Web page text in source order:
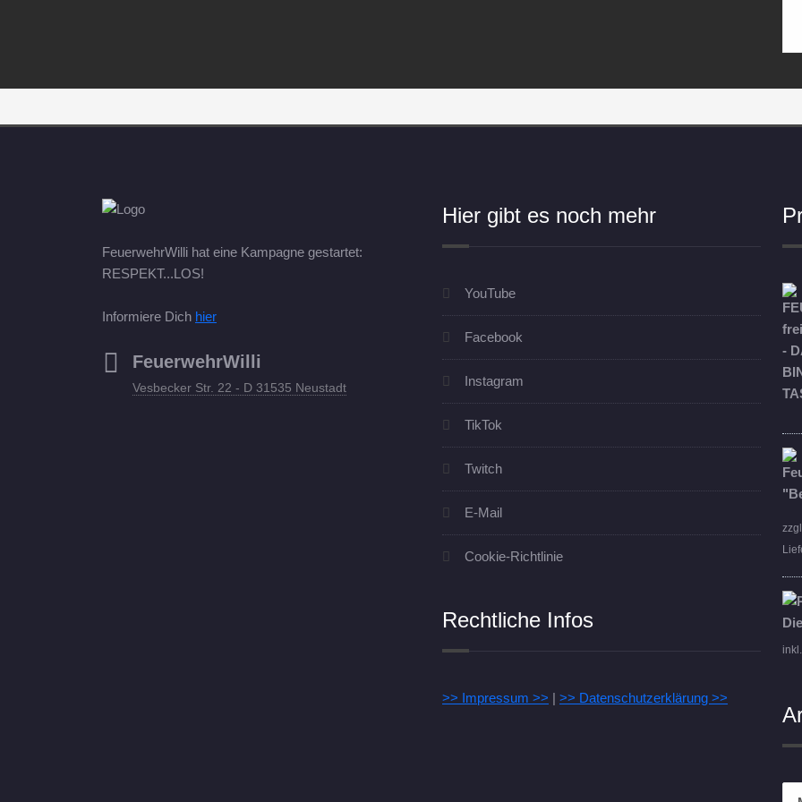
FeuerwehrWilli hat eine Kampagne gestartet:
RESPEKT...LOS!
Informiere Dich hier
FeuerwehrWilli
Vesbecker Str. 22 - D 31535 Neustadt
Hier gibt es noch mehr
YouTube
Facebook
Instagram
TikTok
Twitch
E-Mail
Cookie-Richtlinie
Rechtliche Infos
>> Impressum >> | >> Datenschutzerklärung >>